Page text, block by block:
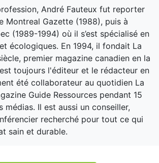
André Fauteux fut reporter
Montreal Gazette (1988), puis à
(1989-1994) où il s’est spécialisé en
écologiques. En 1994, il fondait La
premier magazine canadien en la
toujours l'éditeur et le rédacteur en
été collaborateur au quotidien La
Guide Ressources pendant 15
médias. Il est aussi un conseiller,
recherché pour tout ce qui
sain et durable.